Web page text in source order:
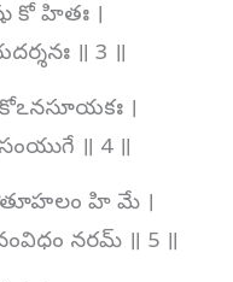
కో హితః ।
॥ 3 ॥
।
॥ 4 ॥
హి మే ।
నరమ్ ॥ 5 ॥